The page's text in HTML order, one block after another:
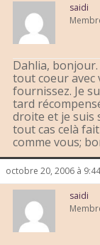
saidi
Dahlia, bonjour.
tout coeur avec
fournissez. Je
tard
droite et je suis
tout cas celà
comme vous;
octobre 20, 2006 à 9:44
saidi